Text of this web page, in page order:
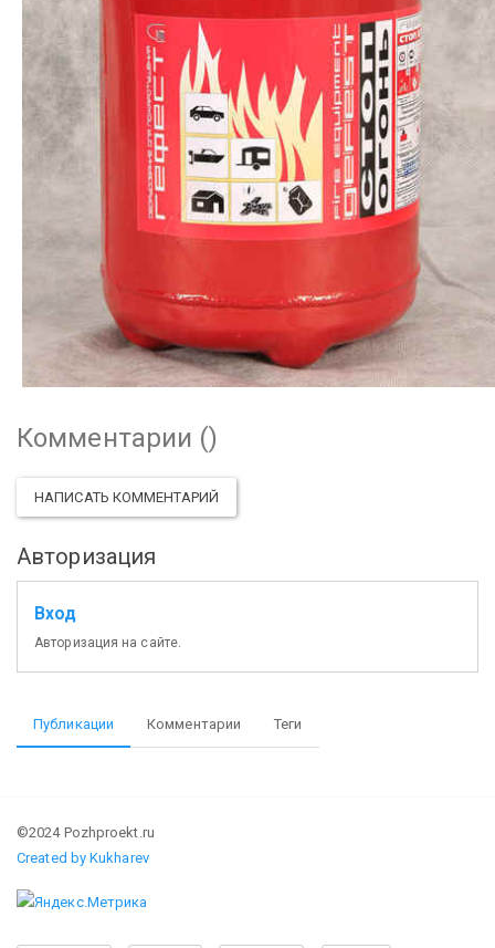
Комментарии ()
НАПИСАТЬ КОММЕНТАРИЙ
Авторизация
Вход
Авторизация на сайте.
Публикации Комментарии Теги
©2024 Pozhproekt.ru
Created by Kukharev